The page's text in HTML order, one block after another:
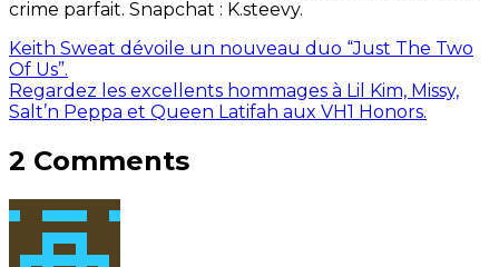
crime parfait. Snapchat : K.steevy.
Keith Sweat dévoile un nouveau duo “Just The Two
Of Us”.
Regardez les excellents hommages à Lil Kim, Missy,
Salt’n Peppa et Queen Latifah aux VH1 Honors.
2 Comments